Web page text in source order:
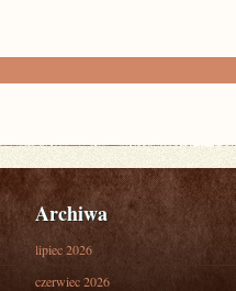
Archiwa
lipiec 2026
czerwiec 2026